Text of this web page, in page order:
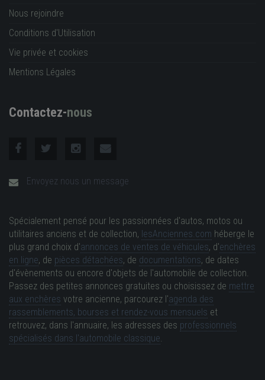
Nous rejoindre
Conditions d'Utilisation
Vie privée et cookies
Mentions Légales
Contactez-nous
Envoyez nous un message
Spécialement pensé pour les passionnées d'autos, motos ou
utilitaires anciens et de collection, lesAnciennes.com héberge le
plus grand choix d'annonces de ventes de véhicules, d'enchères
en ligne, de pièces détachées, de documentations, de dates
d'évènements ou encore d'objets de l'automobile de collection.
Passez des petites annonces gratuites ou choisissez de mettre
aux enchères votre ancienne, parcourez l'agenda des
rassemblements, bourses et rendez-vous mensuels et
retrouvez, dans l'annuaire, les adresses des professionnels
spécialisés dans l'automobile classique